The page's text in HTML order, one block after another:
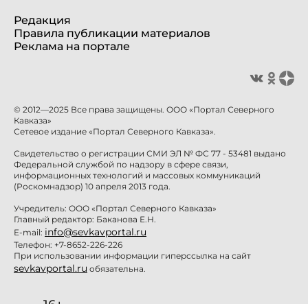
Редакция
Правила публикации материалов
Реклама на портале
© 2012—2025 Все права защищены. ООО «Портал Северного
Кавказа»
Сетевое издание «Портал Северного Кавказа».
Свидетельство о регистрации СМИ ЭЛ № ФС 77 - 53481 выдано
Федеральной службой по надзору в сфере связи,
информационных технологий и массовых коммуникаций
(Роскомнадзор) 10 апреля 2013 года.
Учредитель: ООО «Портал Северного Кавказа»
Главный редактор: Баканова Е.Н.
E-mail: info@sevkavportal.ru
Телефон: +7-8652-226-226
При использовании информации гиперссылка на сайт
sevkavportal.ru обязательна.